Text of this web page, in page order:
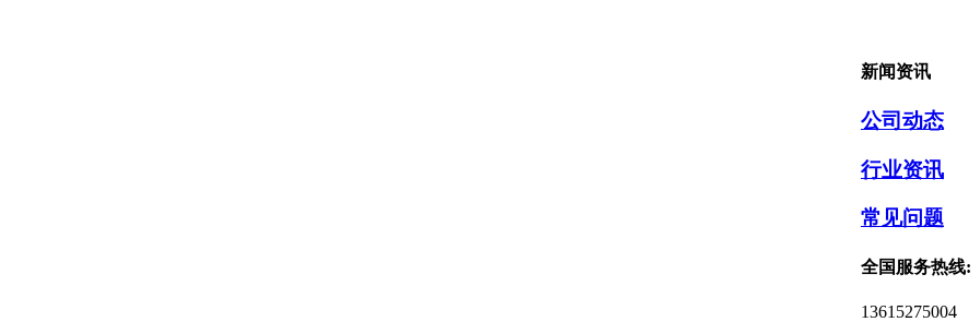
新闻资讯
公司动态
行业资讯
常见问题
全国服务热线:
13615275004